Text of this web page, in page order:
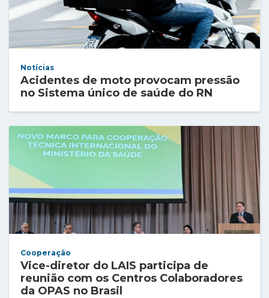
Notícias
Acidentes de moto provocam pressão
no Sistema único de saúde do RN
Cooperação
Vice-diretor do LAIS participa de
reunião com os Centros Colaboradores
da OPAS no Brasil